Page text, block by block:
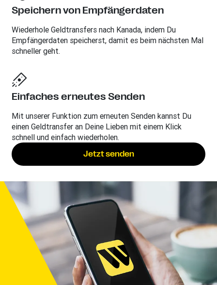
Speichern von Empfängerdaten
Wiederhole Geldtransfers nach Kanada, indem Du
Empfängerdaten speicherst, damit es beim nächsten Mal
schneller geht.
Einfaches erneutes Senden
Mit unserer Funktion zum erneuten Senden kannst Du
einen Geldtransfer an Deine Lieben mit einem Klick
schnell und einfach wiederholen.
Jetzt senden